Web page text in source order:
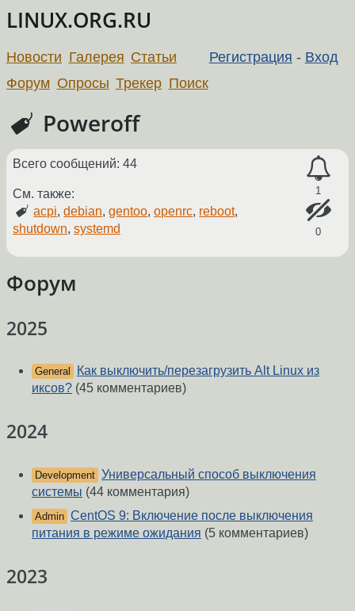
LINUX.ORG.RU
Регистрация - Вход
Новости Галерея Статьи
Форум Опросы Трекер Поиск
Poweroff
1
0
Всего сообщений: 44
См. также:
acpi,debian,gentoo,openrc, reboot,
shutdown, systemd
Форум
2025
General
Как выключить/перезагрузить Alt Linux из
иксов? (45 комментариев)
2024
Development Универсальный способ выключения
системы (44 комментария)
Admin CentOS 9: Включение после выключения
питания в режиме ожидания (5 комментариев)
2023